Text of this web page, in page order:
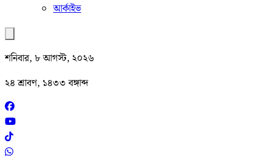
আর্কাইভ
শনিবার, ৮ আগস্ট, ২০২৬
২৪ শ্রাবণ, ১৪৩৩ বঙ্গাব্দ